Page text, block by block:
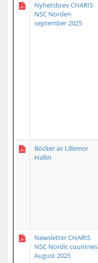
Nyhetsbrev CHARIS
NSC Norden
september 2025
Böcker av Lillemor
Hallin
Newsletter CHARIS
NSC Nordic countries
August 2025